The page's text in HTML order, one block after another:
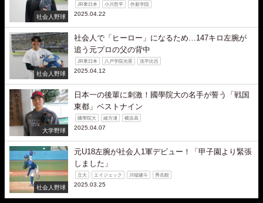
社会人野球
JR東日本 小川哲平 作新学院
2025.04.22
社会人野球
社会人で「ヒーロー」になるため…147キロ左腕が
追う元プロの父の背中
JR東日本 八戸学院光星 洗平比呂
2025.04.12
大学野球
日本一の後輩に刺激！國學院大の名手が誓う「戦国
東都」ベストナイン
國學院大 緒方漣 横浜高
2025.04.07
社会人野球
元U18左腕が社会人1軍デビュー！「甲子園より緊張
しました」
立大 エイジェック 川端健斗 秀岳館
2025.03.25